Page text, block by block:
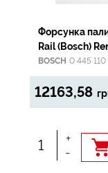
Форсунка
Rail (Bosch)
dCi 16V, mot.
BOSCH 0 445 110
12163,58
+
-